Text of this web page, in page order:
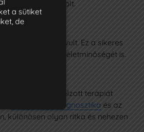
a sütiket
de
terápiát javasolt.
és állapota javult. Ez a sikeres
és életminőségét is.
egy hatékony célzott terápiát
molekuláris diagnosztika és az
különösen olyan ritka és nehezen